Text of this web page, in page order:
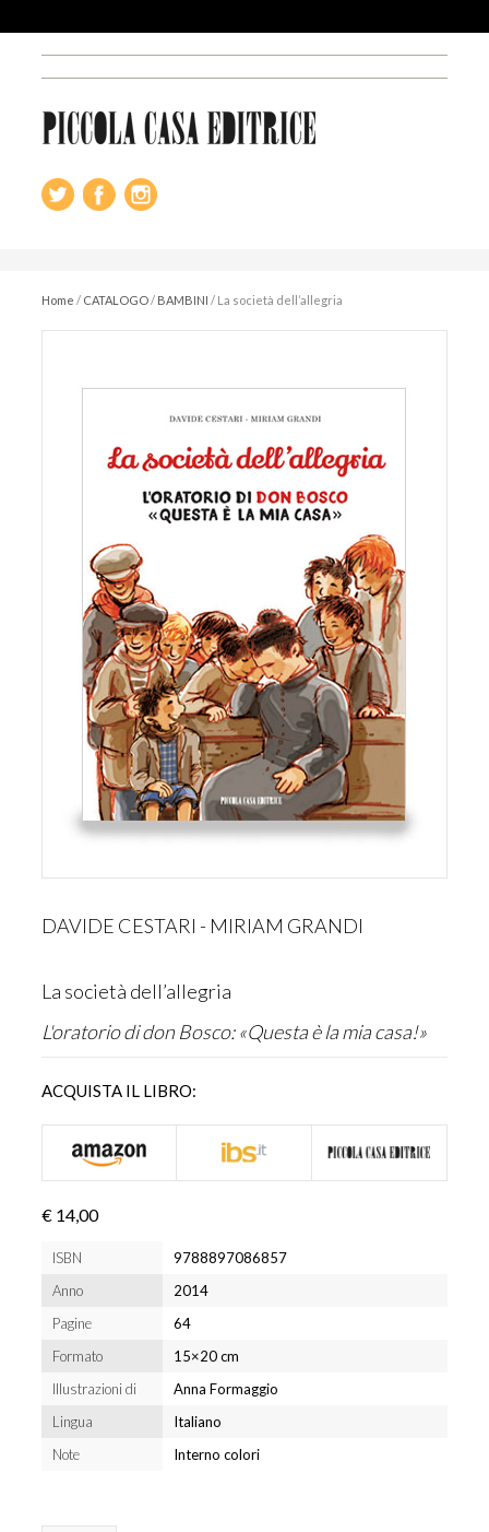
Home / CATALOGO/ BAMBINI / La società dell’allegria
DAVIDE CESTARI - MIRIAM GRANDI
La società dell’allegria
L'oratorio di don Bosco: «Questa è la mia casa!»
ACQUISTA IL LIBRO:
€ 14,00
ISBN
9788897086857
Anno
2014
Pagine
64
Formato
15×20 cm
Illustrazioni di
Anna Formaggio
Lingua
Italiano
Note
Interno colori